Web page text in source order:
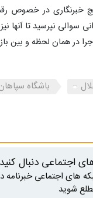
خبرنگاری در خصوص
سوالی نپرسید تا آنها
در همان لحظه و بین
باشگاه
اجتماعی دنبال کنید
های اجتماعی خبرنامه
شوید